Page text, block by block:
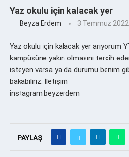
Yaz okulu için kalacak yer
Beyza Erdem 3 Temmuz 2022
Yaz okulu için kalacak yer arıyorum
kampüsüne yakın olmasını tercih
isteyen varsa ya da durumu benim
bakabiliriz. İletişim
instagram:beyzerdem
PAYLAŞ